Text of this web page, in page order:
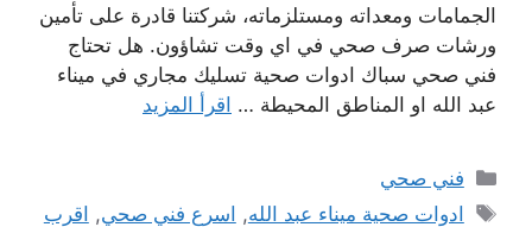
الجمامات ومعداته ومستلزماته، شركتنا قادرة على تأمين
ورشات صرف صحي في اي وقت تشاؤون. هل تحتاج
فني صحي سباك ادوات صحية تسليك مجاري في ميناء
عبد الله او المناطق المحيطة … اقرأ المزيد
التصنيفات
فني صحي
الوسوم
ادوات صحية ميناء عبد الله, اسرع فني صحي, اقرب